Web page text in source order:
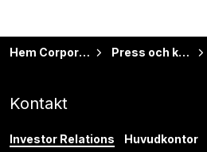
Hem Corporate Press och kalender
Kontakt
Investor Relations Huvudkontor